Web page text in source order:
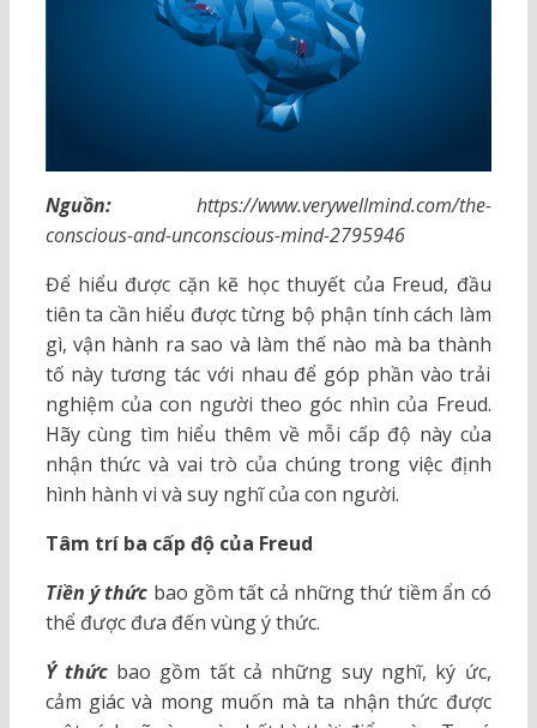
Nguồn:
https://www.verywellmind.com/the-
conscious-and-unconscious-mind-2795946
Để hiểu được cặn kẽ học thuyết của Freud, đầu
tiên ta cần hiểu được từng bộ phận tính cách làm
gì, vận hành ra sao và làm thế nào mà ba thành
tố này tương tác với nhau để góp phần vào trải
nghiệm của con người theo góc nhìn của Freud.
Hãy cùng tìm hiểu thêm về mỗi cấp độ này của
nhận thức và vai trò của chúng trong việc định
hình hành vi và suy nghĩ của con người.
Tâm trí ba cấp độ của Freud
Tiền ý thức bao gồm tất cả những thứ tiềm ẩn có
thể được đưa đến vùng ý thức.
Ý thứcbao gồm tất cả những suy nghĩ, ký ức,
cảm giác và mong muốn mà ta nhận thức được